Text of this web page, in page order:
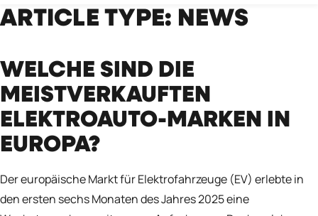
direktEurotax durchsuchen SCHLIESSEN
ARTICLE TYPE: NEWS
WELCHE SIND DIE
MEISTVERKAUFTEN
ELEKTROAUTO-MARKEN IN
EUROPA?
Der europäische Markt für Elektrofahrzeuge (EV) erlebte in
den ersten sechs Monaten des Jahres 2025 eine